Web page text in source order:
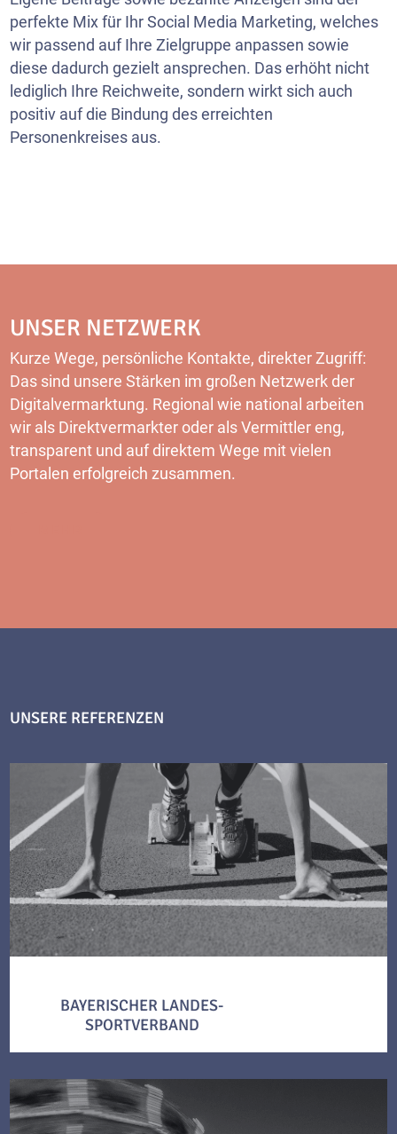
perfekte Mix für Ihr Social Media Marketing, welches
wir passend auf Ihre Zielgruppe anpassen sowie
diese dadurch gezielt ansprechen. Das erhöht nicht
lediglich Ihre Reichweite, sondern wirkt sich auch
positiv auf die Bindung des erreichten
Personenkreises aus.
UNSER NETZWERK
Kurze Wege, persönliche Kontakte, direkter Zugriff:
Das sind unsere Stärken im großen Netzwerk der
Digitalvermarktung. Regional wie national arbeiten
wir als Direktvermarkter oder als Vermittler eng,
transparent und auf direktem Wege mit vielen
Portalen erfolgreich zusammen.
UNSERE REFERENZEN
BAYERISCHER LANDES-
SPORTVERBAND